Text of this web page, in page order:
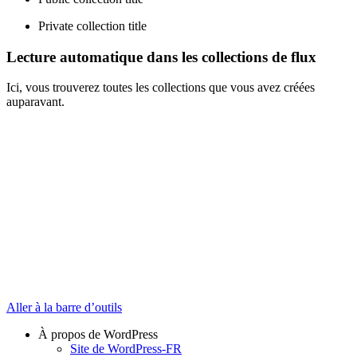
Private collection title
Lecture automatique dans les collections de flux
Ici, vous trouverez toutes les collections que vous avez créées
auparavant.
Aller à la barre d’outils
À propos de WordPress
Site de WordPress-FR